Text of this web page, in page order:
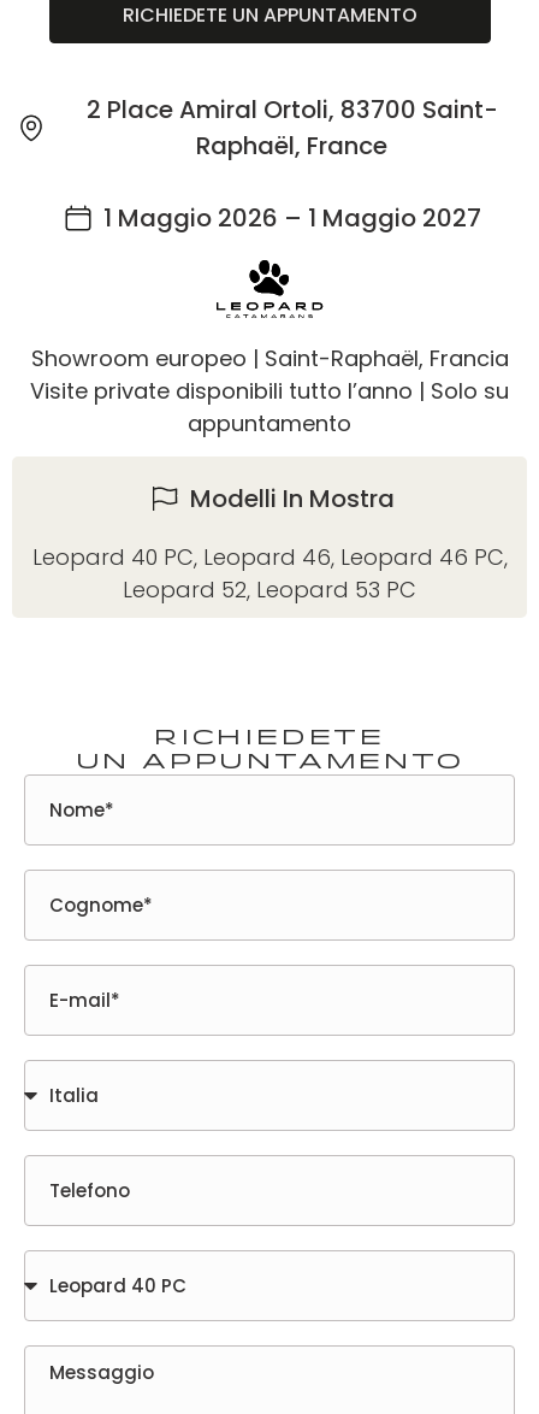
RICHIEDETE UN APPUNTAMENTO
2 Place Amiral Ortoli, 83700 Saint-
Raphaël, France
1 Maggio 2026 – 1 Maggio 2027
Showroom europeo | Saint-Raphaël, Francia
Visite private disponibili tutto l’anno | Solo su
appuntamento
Modelli In Mostra
Leopard 40 PC, Leopard 46, Leopard 46 PC,
Leopard 52, Leopard 53 PC
Richiedete
un appuntamento